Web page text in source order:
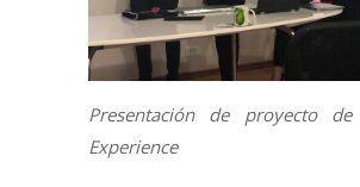
Presentación de proyecto de
Experience